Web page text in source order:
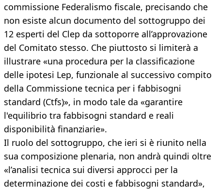
commissione Federalismo fiscale, precisando che
non esiste alcun documento del sottogruppo dei
12 esperti del Clep da sottoporre all’approvazione
del Comitato stesso. Che piuttosto si limiterà a
illustrare «una procedura per la classificazione
delle ipotesi Lep, funzionale al successivo compito
della Commissione tecnica per i fabbisogni
standard (Ctfs)», in modo tale da «garantire
l'equilibrio tra fabbisogni standard e reali
disponibilità finanziarie».
Il ruolo del sottogruppo, che ieri si è riunito nella
sua composizione plenaria, non andrà quindi oltre
«l’analisi tecnica sui diversi approcci per la
determinazione dei costi e fabbisogni standard»,